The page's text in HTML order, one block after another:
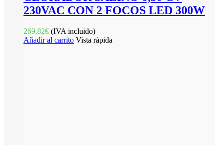
230VAC CON 2 FOCOS LED 300W
269,82€ (IVA incluido)
Añadir al carrito Vista rápida